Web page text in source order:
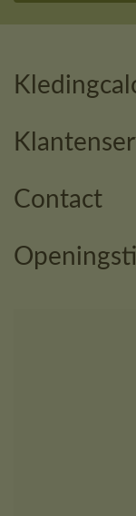
Contact